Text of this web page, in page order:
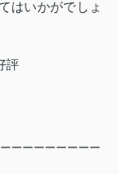
はいかがでしょ
評
ーーーーーーーー